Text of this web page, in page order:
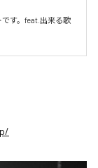
です。feat.出来る歌